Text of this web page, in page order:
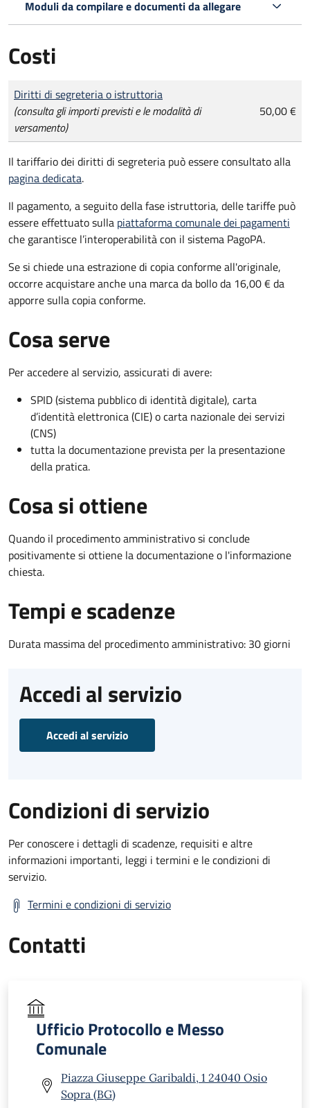
Moduli da compilare e documenti da allegare
Costi
Tipo di pagamento
Importo
Diritti di segreteria o istruttoria
(consulta gli importi previsti e le modalità di
versamento)
50,00 €
Il tariffario dei diritti di segreteria può essere consultato alla
pagina dedicata.
Il pagamento, a seguito della fase istruttoria, delle tariffe può
essere effettuato sulla piattaforma comunale dei pagamenti
che garantisce l’interoperabilità con il sistema PagoPA.
Se si chiede una estrazione di copia conforme all'originale,
occorre acquistare anche una marca da bollo da 16,00 € da
apporre sulla copia conforme.
Cosa serve
Per accedere al servizio, assicurati di avere:
SPID (sistema pubblico di identità digitale), carta
d’identità elettronica (CIE) o carta nazionale dei servizi
(CNS)
tutta la documentazione prevista per la presentazione
della pratica.
Cosa si ottiene
Quando il procedimento amministrativo si conclude
positivamente si ottiene la documentazione o l'informazione
chiesta.
Tempi e scadenze
Durata massima del procedimento amministrativo: 30 giorni
Accedi al servizio
Accedi al servizio
Condizioni di servizio
Per conoscere i dettagli di scadenze, requisiti e altre
informazioni importanti, leggi i termini e le condizioni di
servizio.
Termini e condizioni di servizio
Contatti
Ufficio Protocollo e Messo
Comunale
Piazza Giuseppe Garibaldi, 1 24040 Osio
Sopra (BG)